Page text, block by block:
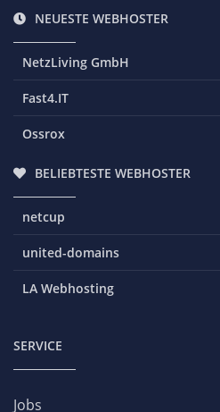
NEUESTE WEBHOSTER
NetzLiving GmbH
Fast4.IT
Ossrox
BELIEBTESTE WEBHOSTER
netcup
united-domains
LA Webhosting
SERVICE
Jobs